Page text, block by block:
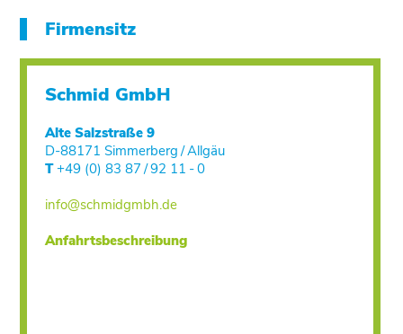
Firmensitz
Schmid GmbH
Alte Salzstraße 9
D-88171 Simmerberg / Allgäu
T+49 (0) 83 87 / 92 11 - 0
info@schmidgmbh.de
Anfahrtsbeschreibung